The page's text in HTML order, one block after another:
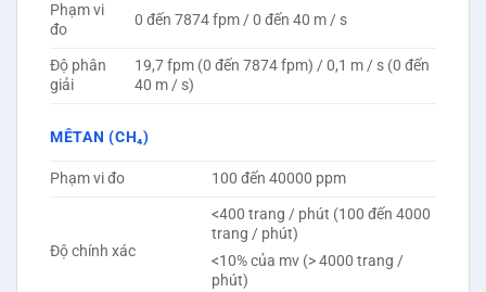
Phạm vi
đo
0 đến 7874 fpm / 0 đến 40 m / s
Độ phân
giải
19,7 fpm (0 đến 7874 fpm) / 0,1 m / s (0 đến
40 m / s)
MÊTAN (CH₄)
Phạm vi đo 100 đến 40000 ppm
Độ chính xác
<400 trang / phút (100 đến 4000
trang / phút)
<10% của mv (> 4000 trang /
phút)